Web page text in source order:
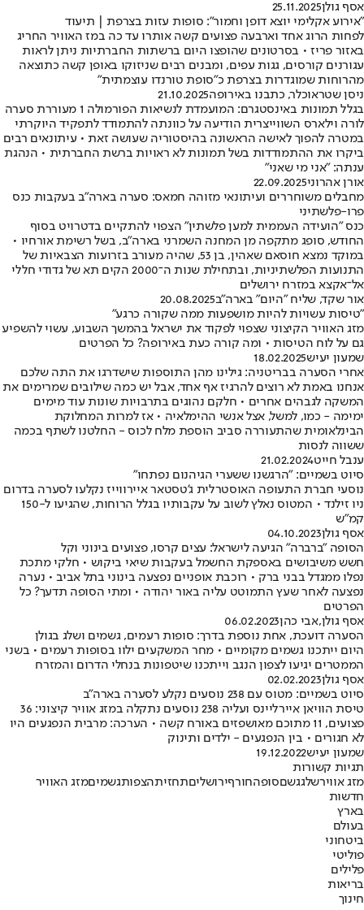
אסף גולן25.11.2025
"אירוע אקלימי יוצא דופן וחמור": סופות עזות בצרפת | תיעוד
לפחות הרוג אחד וארבעה פצועים קשה אותרו עד כה במז האוויר החריג
באזור פריז • בסרטונים שהופצו היום ברשתות החברתיות ניתן לראות
עגורנים קורסים, גגות עפים, ומבנים רבים שניזוקו באופן קשה כתוצאה
מהרוחות שמוגדרות בצרפת כ"סופת טורנדו עוצמתית"
ניסן שטראוכלר, כתבנו באירופה21.10.2025
בגלל תמונות באינסטגרם: המועמדת לנשיאות הפורמולה 1 מעוררת סערה
לורה וילארס השווייצרית הודיעה על כוונתה להתמודד לתפקיד היוקרתי
במטרה להפוך לאישה הראשונה בהיסטוריה שעושה זאת • עיתונאים רבים
ביקרו את ההתמודדות בשל תמונות לא ראויות ברשת החברתית • הנהגת
ענתה: "אני מי שאני"
אורן אהרוני22.09.2025
מחבלים משוחררים ועיתונאי מזוהה חמאס: סערה בארה"ב בעקבות כנס
פרו-פלשתיני
כנס "הועידה העממית למען פלשתין" הצפוי להתקיים בדטרויט בסוף
החודש, סופג מתקפה מן המחנה השמרני בארה"ב, בשל רשימת אורחיו •
במוקד נמצא חוסאם שאהין, בן 53, שהיה מעורב בזרועות הצבאיות של
התנועות הפלשתיניות, ובתחילת שנות ה־2000 הקים תא של גדודי חללי
אל־אקצא במזרח ירושלים
אור שקד, שליח "היום" בארה"ב20.08.2025
"טיסות עשויות להיות מושפעות ממה שקורה כרגע"
מזג האוויר הקיצוני שצפוי לפקוד את ישראל בהמשך השבוע, עשוי להשפיע
גם על לוח הטיסות • ומה קורה כעת באירופה? כל הפרטים
שמעון יעיש18.02.2025
אחרי הסערה בבריטניה: גילינו מהן התוספות שישדרגו את התה שלכם
אנחנו באמת לא רוצים להרגיז אף אחד, אבל יש כמה שילובים שמרימים את
המשקה לגבהים אחרים • חלקם נהוגים בתרבויות שונות עוד מימים
ימימה - כמו, למשל, אצל אנשי ההימלאיה • אז למרות המחלוקת
הבינלאומית שהתעוררה סביב הוספת מלח לכוס - החלטנו לשתף בכמה
ששווה לנסות
ענבל חייט21.02.2024
סיוט בשמיים: "הרגשנו ששערי הגיהנום נפתחו"
נוסעי חברת התעופה האוסטרלית ג'טסטאר איירווייז נקלעו לסערה בדרום
ניו זילנד • המטוס נאלץ לשוב על עקבותיו בגלל הרוחות, שהגיעו ל-150
קמ"ש
אסף גולן04.10.2023
הסופה "ברברה" הגיעה לישראל: עצים קרסו, פצועים בינוני וקל
חשש משיבושים באספקת החשמל בעקבות שיאי ביקוש • חלקי מתכת
נפלו ממגדל בבני ברק • רוכבת אופניים נפצעה בינוני בתל אביב • נערה
נפצעה לאחר שעץ התמוטט עליה באור יהודה • ומתי הסופה תדעך? כל
הפרטים
אסף גולן,אבי כהן06.02.2023
הסערה דועכת, אחת נוספת בדרך: סופות רעמים, גשמים ושלג בגולן
היום ייתכנו גשמים מקומיים • מחר המשקעים ילוו בסופות רעמים • בשני
הממטרים יגיעו לצפון הנגב וייתכנו שיטפונות בנחלי הדרום והמזרח
אסף גולן02.02.2023
סיוט בשמיים: מטוס עם 238 נוסעים נקלע לסערה בארה"ב
טיסת הוויאן איירליינס ועליה 238 נוסעים נתקלה במזג אוויר קיצוני: 36
פצועים, 11 מתוכם מאושפזים באורח קשה • הערכה: מרבית הנפגעים היו
לא חגורים • בין הנפגעים - ילדים ותינוק
שמעון יעיש19.12.2022
תגיות קשורות
מזג אווירשלגגשםסופהחורףירושליםתחזיתהצפותגשמיםמזג האוויר
חדשות
בארץ
בעולם
ביטחוני
פוליטי
פלילים
בריאות
חינוך